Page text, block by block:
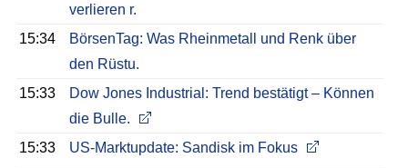
verlieren r.
15:34
BörsenTag: Was Rheinmetall und Renk über
den Rüstu.
15:33
Dow Jones Industrial: Trend bestätigt – Können
die Bulle.
15:33
US-Marktupdate: Sandisk im Fokus